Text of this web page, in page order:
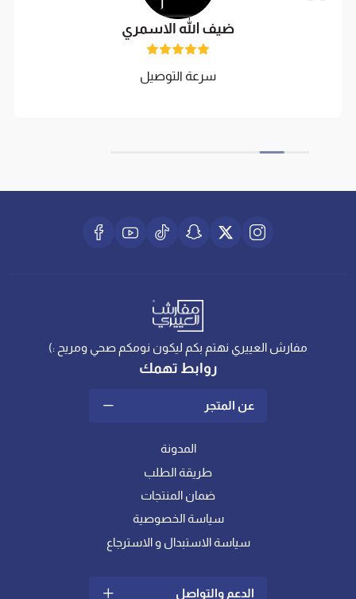
ضيف الله الاسمري
سرعة التوصيل
مفارش العييري نهتم بكم ليكون نومكم صحي ومريح :)
روابط تهمك
عن المتجر
المدونة
طريقة الطلب
ضمان المنتجات
سياسة الخصوصية
سياسة الاستبدال و الاسترجاع
الدعم والتواصل